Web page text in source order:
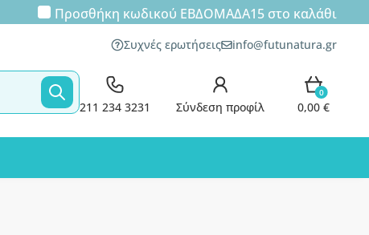
Προσθήκη κωδικού ΕΒΔΟΜΑΔΑ15στο καλάθι
Συχνές ερωτήσεις info@futunatura.gr
211 234 3231 Σύνδεση προφίλ
0
0,00 €